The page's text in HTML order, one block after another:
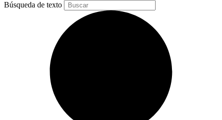
Búsqueda de texto